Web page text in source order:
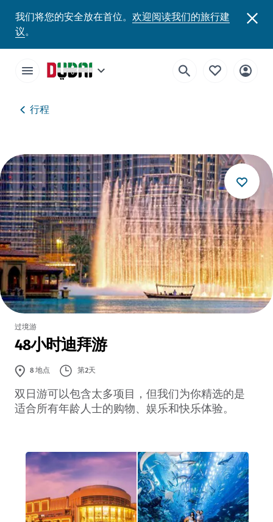
我们将您的安全放在首位。 欢迎阅读我们的旅行建
议。
行程
过境游
48小时迪拜游
8地点 第2天
双日游可以包含太多项目，但我们为你精选的是
适合所有年龄人士的购物、娱乐和快乐体验。